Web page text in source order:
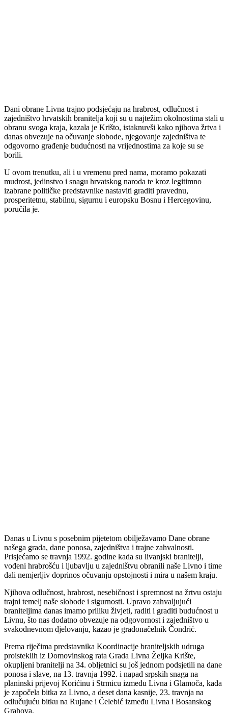
Dani obrane Livna trajno podsjećaju na hrabrost, odlučnost i
zajedništvo hrvatskih branitelja koji su u najtežim okolnostima stali u
obranu svoga kraja, kazala je Krišto, istaknuvši kako njihova žrtva i
danas obvezuje na očuvanje slobode, njegovanje zajedništva te
odgovorno građenje budućnosti na vrijednostima za koje su se
borili.
U ovom trenutku, ali i u vremenu pred nama, moramo pokazati
mudrost, jedinstvo i snagu hrvatskog naroda te kroz legitimno
izabrane političke predstavnike nastaviti graditi pravednu,
prosperitetnu, stabilnu, sigurnu i europsku Bosnu i Hercegovinu,
poručila je.
Danas u Livnu s posebnim pijetetom obilježavamo Dane obrane
našega grada, dane ponosa, zajedništva i trajne zahvalnosti.
Prisjećamo se travnja 1992. godine kada su livanjski branitelji,
vođeni hrabrošću i ljubavlju u zajedništvu obranili naše Livno i time
dali nemjerljiv doprinos očuvanju opstojnosti i mira u našem kraju.
Njihova odlučnost, hrabrost, nesebičnost i spremnost na žrtvu ostaju
trajni temelj naše slobode i sigurnosti. Upravo zahvaljujući
braniteljima danas imamo priliku živjeti, raditi i graditi budućnost u
Livnu, što nas dodatno obvezuje na odgovornost i zajedništvo u
svakodnevnom djelovanju, kazao je gradonačelnik Čondrić.
Prema riječima predstavnika Koordinacije braniteljskih udruga
proisteklih iz Domovinskog rata Grada Livna Željka Krište,
okupljeni branitelji na 34. obljetnici su još jednom podsjetili na dane
ponosa i slave, na 13. travnja 1992. i napad srpskih snaga na
planinski prijevoj Korićinu i Strmicu između Livna i Glamoča, kada
je započela bitka za Livno, a deset dana kasnije, 23. travnja na
odlučujuću bitku na Rujane i Čelebić između Livna i Bosanskog
Grahova.